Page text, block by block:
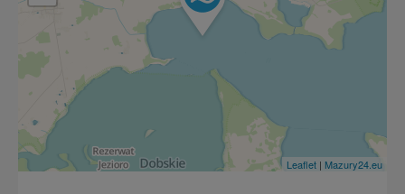
Leaflet | Mazury24.eu